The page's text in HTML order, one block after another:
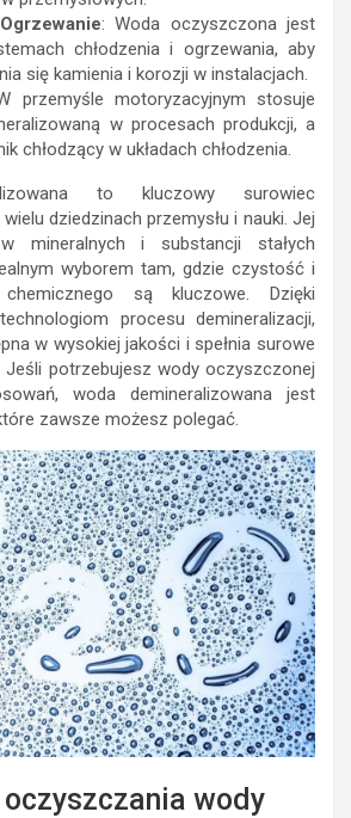
: Woda oczyszczona jest
chłodzenia i ogrzewania, aby
się kamienia i korozji w instalacjach.
przemyśle motoryzacyjnym stosuje
w procesach produkcji, a
chłodzący w układach chłodzenia.
to kluczowy surowiec
dziedzinach przemysłu i nauki. Jej
mineralnych i substancji stałych
wyborem tam, gdzie czystość i
są kluczowe. Dzięki
procesu demineralizacji,
w wysokiej jakości i spełnia surowe
Jeśli potrzebujesz wody oczyszczonej
woda demineralizowana jest
zawsze możesz polegać.
oczyszczania wody